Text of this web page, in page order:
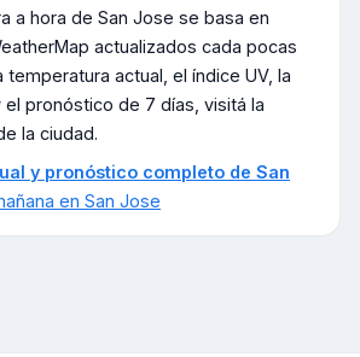
a hora de San Jose se basa en
actualizados cada pocas
temperatura actual, el índice UV, la
el pronóstico de 7 días, visitá la
la ciudad.
y pronóstico completo de San
en San Jose